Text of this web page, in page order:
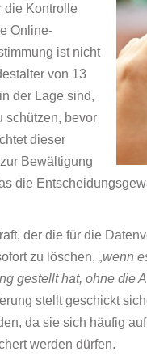
die Kontrolle
Online-
ist nicht
von 13
der Lage sind,
schützen, bevor
dieser
Bewältigung
die
der die für die
zu löschen, „wenn
gestellt hat, ohne die
stellt geschickt
da sie sich häufig
werden dürfen.